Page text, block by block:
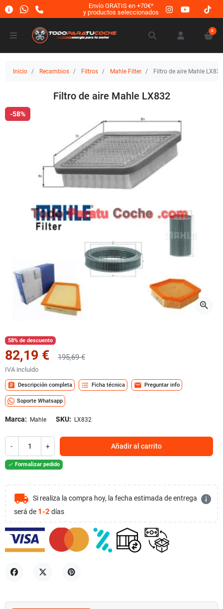
Envío GRATIS en +70€*
y productos seleccionados
0
Inicio Recambios Filtros Mahle Filter Filtro de aire Mahle LX832
Filtro de aire Mahle LX832
-58%
zoom_in
58% de descuento
82,19 € 195,69 €
IVA incluido
assignment Descripción completa format_list_bulleted Ficha técnica mail Preguntar info
Soporte Whatsapp
Marca: Mahle SKU: LX832
- + Añadir al carrito
 Formalizar pedido
local_shipping Si realiza la compra hoy, la fecha estimada de entrega
será de 1-2 días
info